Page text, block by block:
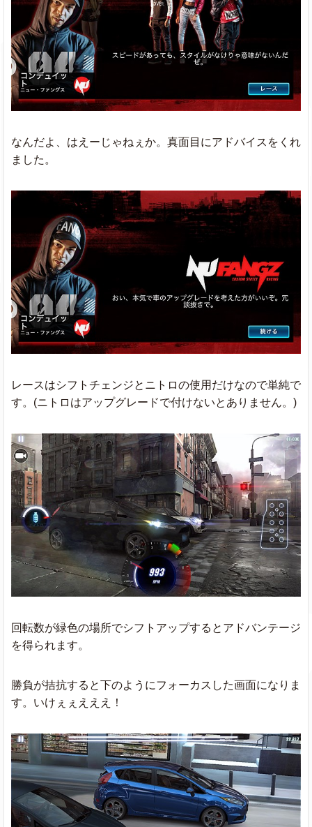
なんだよ、はえーじゃねぇか。真面目にアドバイスをくれ
ました。
レースはシフトチェンジとニトロの使用だけなので単純で
す。(ニトロはアップグレードで付けないとありません。)
回転数が緑色の場所でシフトアップするとアドバンテージ
を得られます。
勝負が拮抗すると下のようにフォーカスした画面になりま
す。いけぇぇえええ！